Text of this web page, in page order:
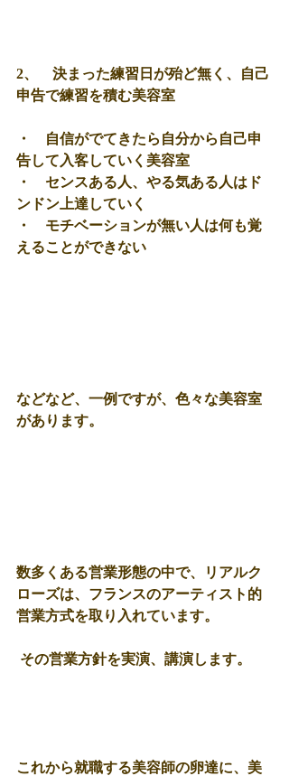
2、　決まった練習日が殆ど無く、自己
申告で練習を積む美容室
・　自信がでてきたら自分から自己申
告して入客していく美容室
・　センスある人、やる気ある人はド
ンドン上達していく
・　モチベーションが無い人は何も覚
えることができない
などなど、一例ですが、色々な美容室
があります。
数多くある営業形態の中で、リアルク
ローズは、フランスのアーティスト的
営業方式を取り入れています。
その営業方針を実演、講演します。
これから就職する美容師の卵達に、美